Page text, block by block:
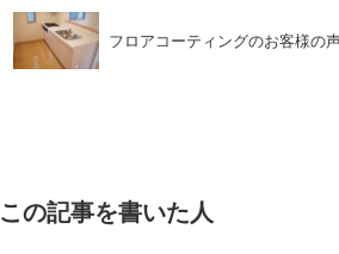
フロアコーティングのお客様の
この記事を書いた人